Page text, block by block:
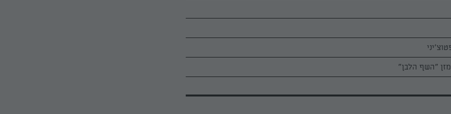
"השף הלבן"